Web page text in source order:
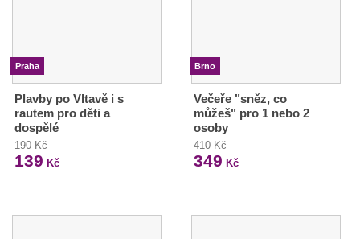
Praha
Plavby po Vltavě i s
rautem pro děti a
dospělé
190 Kč
139 Kč
Brno
Večeře "sněz, co
můžeš" pro 1 nebo 2
osoby
410 Kč
349 Kč